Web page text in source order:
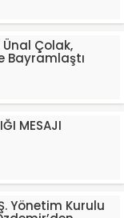
Çolak,
Bayramlaştı
MESAJI
Yönetim Kurulu